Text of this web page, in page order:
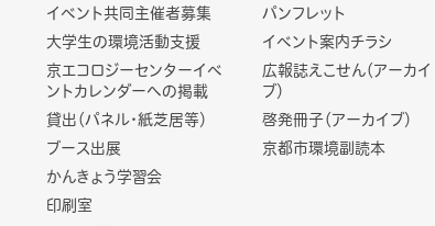
イベント共同主催者募集
大学生の環境活動支援
京エコロジーセンターイベ
ントカレンダーへの掲載
貸出（パネル・紙芝居等）
ブース出展
かんきょう学習会
印刷室
パンフレット
イベント案内チラシ
広報誌えこせん（アーカイ
ブ）
啓発冊子（アーカイブ）
京都市環境副読本